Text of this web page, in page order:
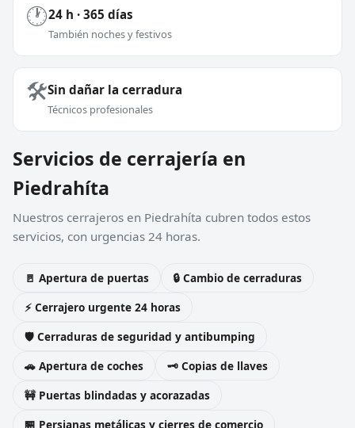
🕐24 h · 365 días
También noches y festivos
🛠️Sin dañar la cerradura
Técnicos profesionales
Servicios de cerrajería en
Piedrahíta
Nuestros cerrajeros en Piedrahíta cubren todos estos
servicios, con urgencias 24 horas.
🚪 Apertura de puertas
🔒 Cambio de cerraduras
⚡ Cerrajero urgente 24 horas
🛡️ Cerraduras de seguridad y antibumping
🚗 Apertura de coches
🗝️ Copias de llaves
🚧 Puertas blindadas y acorazadas
🏪 Persianas metálicas y cierres de comercio